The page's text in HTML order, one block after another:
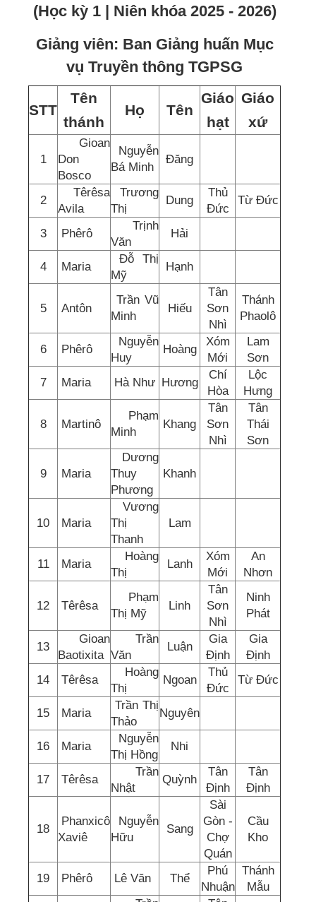
(Học kỳ 1 | Niên khóa 2025 - 2026)
Giảng viên: Ban Giảng huấn Mục
vụ Truyền thông TGPSG
STT
Tên
thánh
Họ Tên
Giáo
hạt
Giáo
xứ
1
Gioan
Don
Bosco
Nguyễn
Bá Minh
Đăng
2
Têrêsa
Avila
Trương
Thị
Dung
Thủ
Đức
Từ Đức
3 Phêrô
Trịnh
Văn
Hải
4 Maria
Đỗ Thị
Mỹ
Hạnh
5 Antôn
Trần Vũ
Minh
Hiếu
Tân
Sơn
Nhì
Thánh
Phaolô
6 Phêrô
Nguyễn
Huy
Hoàng
Xóm
Mới
Lam
Sơn
7
Maria Hà Như Hương
Chí
Hòa
Lộc
Hưng
8 Martinô
Phạm
Minh
Khang
Tân
Sơn
Nhì
Tân
Thái
Sơn
9 Maria
Dương
Thuy
Phương
Khanh
10 Maria
Vương
Thị
Thanh
Lam
11 Maria
Hoàng
Thị
Lanh
Xóm
Mới
An
Nhơn
12 Têrêsa
Phạm
Thị Mỹ
Linh
Tân
Sơn
Nhì
Ninh
Phát
13
Gioan
Baotixita
Trần
Văn
Luận
Gia
Định
Gia
Định
14
Têrêsa
Hoàng
Thị
Ngoan
Thủ
Đức
Từ Đức
15 Maria
Trần Thị
Thảo
Nguyên
16 Maria
Nguyễn
Thị Hồng
Nhi
17 Têrêsa
Trần
Nhật
Quỳnh
Tân
Định
Tân
Định
18
Phanxicô
Xaviê
Nguyễn
Hữu
Sang
Sài
Gòn -
Chợ
Quán
Cầu
Kho
19 Phêrô Lê Văn Thể
Phú
Nhuận
Thánh
Mẫu